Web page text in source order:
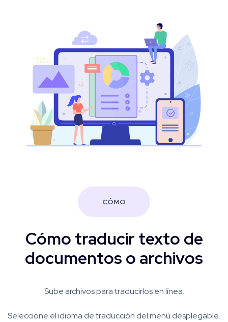
CÓMO
Cómo traducir texto de
documentos o archivos
Sube archivos para traducirlos en línea.
Seleccione el idioma de traducción del menú desplegable.